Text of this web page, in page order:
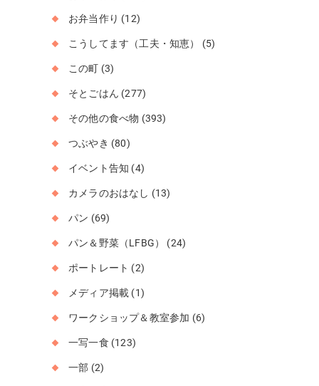
お弁当作り (12)
こうしてます（工夫・知恵） (5)
この町 (3)
そとごはん (277)
その他の食べ物 (393)
つぶやき (80)
イベント告知 (4)
カメラのおはなし (13)
パン (69)
パン＆野菜（LFBG） (24)
ポートレート (2)
メディア掲載 (1)
ワークショップ＆教室参加 (6)
一写一食 (123)
一部 (2)